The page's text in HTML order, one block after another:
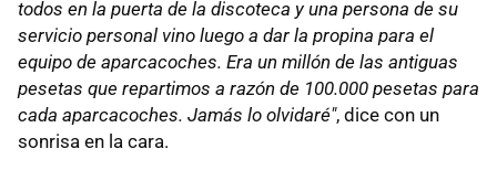
todos en la puerta de la discoteca y una persona de su
servicio personal vino luego a dar la propina para el
equipo de aparcacoches. Era un millón de las antiguas
pesetas que repartimos a razón de 100.000 pesetas para
cada aparcacoches. Jamás lo olvidaré", dice con un
sonrisa en la cara.